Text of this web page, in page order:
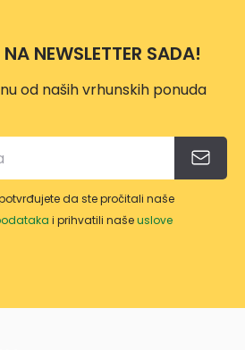
NA NEWSLETTER SADA!
od naših vrhunskih ponuda
da ste pročitali naše
i prihvatili našeuslove